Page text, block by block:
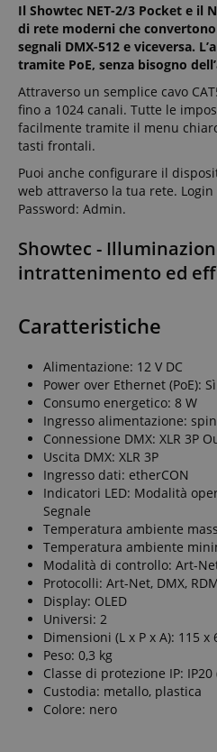
Il Showtec NET-2/3 Pocket e il
di rete moderni che
segnali DMX-512 e viceversa.
tramite PoE, senza bisogno
Attraverso un semplice cavo
fino a 1024 canali. Tutte le
facilmente tramite il menu
tasti frontali.
Puoi anche configurare il
web attraverso la tua rete.
Password: Admin.
Showtec -
intrattenimento ed
Caratteristiche
Alimentazione: 12 V DC
Power over Ethernet (PoE): Sì
Consumo energetico: 8 W
Ingresso alimentazione:
Connessione DMX: XLR 3P
Uscita DMX: XLR 3P
Ingresso dati: etherCON
Indicatori LED: Modalità
Segnale
Temperatura ambiente
Temperatura ambiente
Modalità di controllo: Art-
Protocolli: Art-Net, DMX,
Display: OLED
Universi: 2
Dimensioni (L x P x A): 115 x
Peso: 0,3 kg
Classe di protezione IP:
Custodia: metallo, plastica
Colore: nero